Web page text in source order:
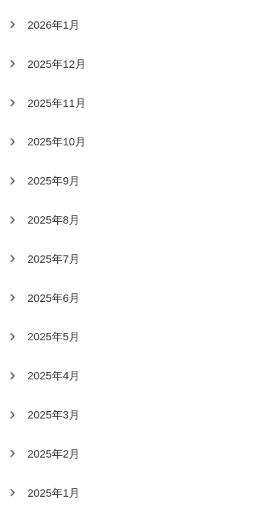
2026年1月
2025年12月
2025年11月
2025年10月
2025年9月
2025年8月
2025年7月
2025年6月
2025年5月
2025年4月
2025年3月
2025年2月
2025年1月